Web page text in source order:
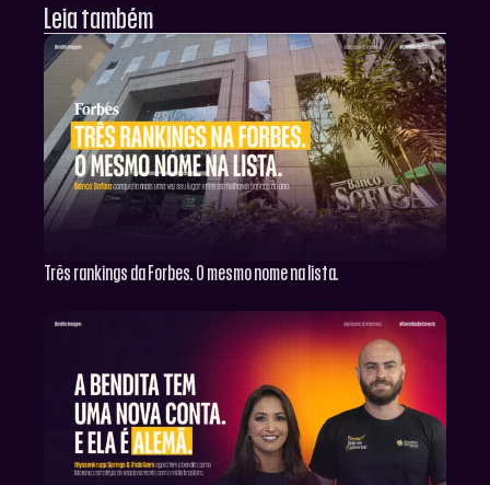
Leia também
Três rankings da Forbes. O mesmo nome na lista.